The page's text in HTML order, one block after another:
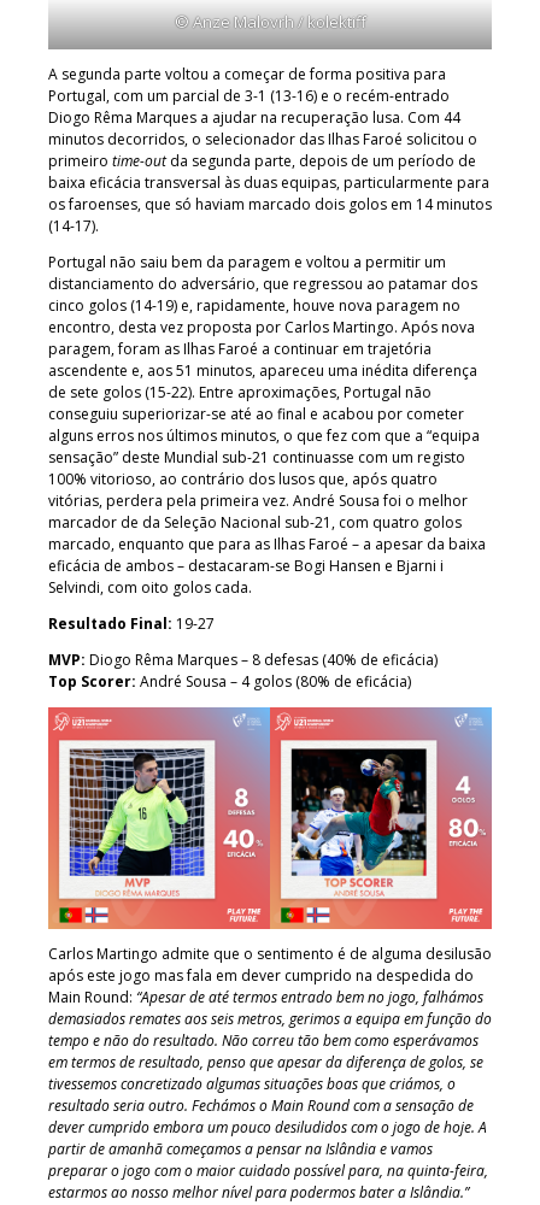
© Anze Malovrh / kolektiff
A segunda parte voltou a começar de forma positiva para
Portugal, com um parcial de 3-1 (13-16) e o recém-entrado
Diogo Rêma Marques a ajudar na recuperação lusa. Com 44
minutos decorridos, o selecionador das Ilhas Faroé solicitou o
primeiro time-outda segunda parte, depois de um período de
baixa eficácia transversal às duas equipas, particularmente para
os faroenses, que só haviam marcado dois golos em 14 minutos
(14-17).
Portugal não saiu bem da paragem e voltou a permitir um
distanciamento do adversário, que regressou ao patamar dos
cinco golos (14-19) e, rapidamente, houve nova paragem no
encontro, desta vez proposta por Carlos Martingo. Após nova
paragem, foram as Ilhas Faroé a continuar em trajetória
ascendente e, aos 51 minutos, apareceu uma inédita diferença
de sete golos (15-22). Entre aproximações, Portugal não
conseguiu superiorizar-se até ao final e acabou por cometer
alguns erros nos últimos minutos, o que fez com que a “equipa
sensação” deste Mundial sub-21 continuasse com um registo
100% vitorioso, ao contrário dos lusos que, após quatro
vitórias, perdera pela primeira vez. André Sousa foi o melhor
marcador de da Seleção Nacional sub-21, com quatro golos
marcado, enquanto que para as Ilhas Faroé – a apesar da baixa
eficácia de ambos – destacaram-se Bogi Hansen e Bjarni i
Selvindi, com oito golos cada.
Resultado Final: 19-27
MVP: Diogo Rêma Marques – 8 defesas (40% de eficácia)
Top Scorer: André Sousa – 4 golos (80% de eficácia)
Carlos Martingo admite que o sentimento é de alguma desilusão
após este jogo mas fala em dever cumprido na despedida do
Main Round: “Apesar de até termos entrado bem no jogo, falhámos
demasiados remates aos seis metros, gerimos a equipa em função do
tempo e não do resultado. Não correu tão bem como esperávamos
em termos de resultado, penso que apesar da diferença de golos, se
tivessemos concretizado algumas situações boas que criámos, o
resultado seria outro. Fechámos o Main Round com a sensação de
dever cumprido embora um pouco desiludidos com o jogo de hoje. A
partir de amanhã começamos a pensar na Islândia e vamos
preparar o jogo com o maior cuidado possível para, na quinta-feira,
estarmos ao nosso melhor nível para podermos bater a Islândia.”